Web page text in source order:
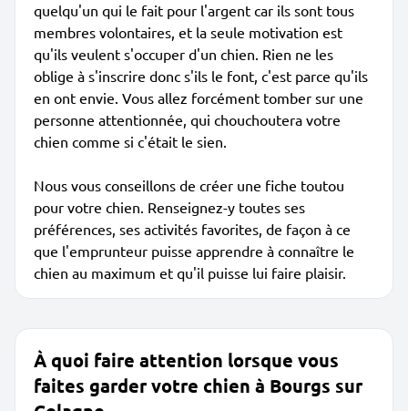
quelqu'un qui le fait pour l'argent car ils sont tous
membres volontaires, et la seule motivation est
qu'ils veulent s'occuper d'un chien. Rien ne les
oblige à s'inscrire donc s'ils le font, c'est parce qu'ils
en ont envie. Vous allez forcément tomber sur une
personne attentionnée, qui chouchoutera votre
chien comme si c'était le sien.
Nous vous conseillons de créer une fiche toutou
pour votre chien. Renseignez-y toutes ses
préférences, ses activités favorites, de façon à ce
que l'emprunteur puisse apprendre à connaître le
chien au maximum et qu'il puisse lui faire plaisir.
À quoi faire attention lorsque vous
faites garder votre chien à Bourgs sur